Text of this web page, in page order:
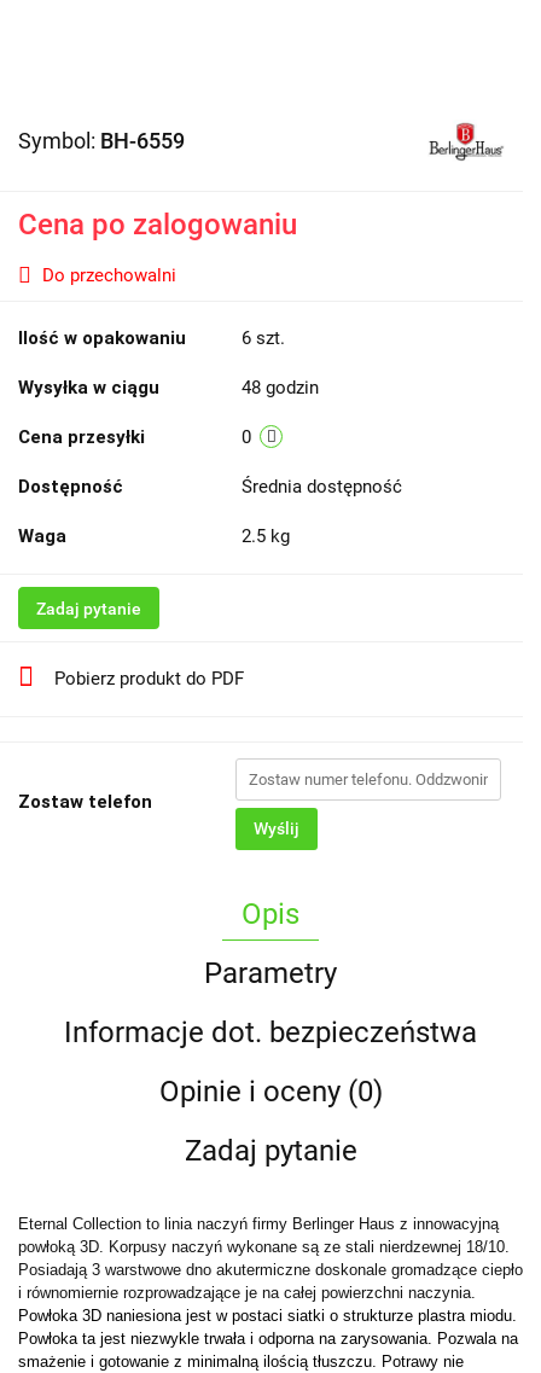
Symbol: BH-6559
Cena po zalogowaniu
Do przechowalni
Ilość w opakowaniu 6 szt.
Wysyłka w ciągu 48 godzin
Cena przesyłki 0
Dostępność Średnia dostępność
Waga 2.5 kg
Zadaj pytanie
Pobierz produkt do PDF
Zostaw telefon
Wyślij
Opis
Parametry
Informacje dot. bezpieczeństwa
Opinie i oceny (0)
Zadaj pytanie
Eternal Collection to linia naczyń firmy Berlinger Haus z innowacyjną
powłoką 3D. Korpusy naczyń wykonane są ze stali nierdzewnej 18/10.
Posiadają 3 warstwowe dno akutermiczne doskonale gromadzące ciepło
i równomiernie rozprowadzające je na całej powierzchni naczynia.
Powłoka 3D naniesiona jest w postaci siatki o strukturze plastra miodu.
Powłoka ta jest niezwykle trwała i odporna na zarysowania. Pozwala na
smażenie i gotowanie z minimalną ilością tłuszczu. Potrawy nie